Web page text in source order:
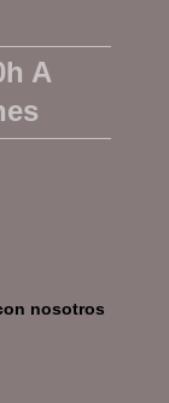
A
nosotros